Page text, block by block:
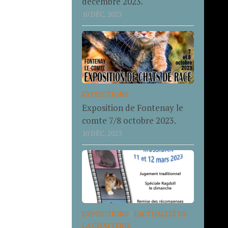
10 DÉC, 2023
EXPOSITIONS
Exposition de Fontenay le
comte 7/8 octobre 2023.
10 DÉC, 2023
EXPOSITIONS /L'ACTUALITÉ DE
LA CHATTERIE